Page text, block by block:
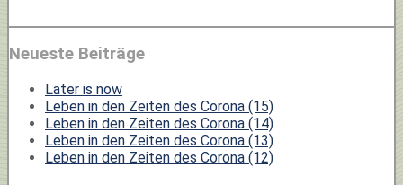
Neueste Beiträge
Later is now
Leben in den Zeiten des Corona (15)
Leben in den Zeiten des Corona (14)
Leben in den Zeiten des Corona (13)
Leben in den Zeiten des Corona (12)